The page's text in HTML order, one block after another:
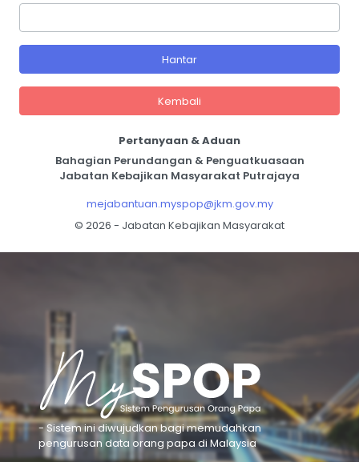
Hantar
Kembali
Pertanyaan & Aduan
Bahagian Perundangan & Penguatkuasaan
Jabatan Kebajikan Masyarakat Putrajaya
mejabantuan.myspop@jkm.gov.my
© 2026 - Jabatan Kebajikan Masyarakat
- Sistem ini diwujudkan bagi memudahkan
pengurusan data orang papa di Malaysia